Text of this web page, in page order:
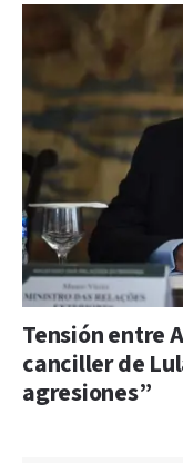
Tensión entre
canciller de
agresiones”